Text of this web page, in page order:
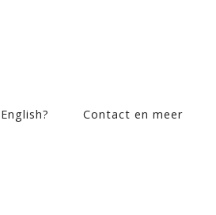
English? Contact en meer